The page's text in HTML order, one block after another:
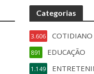
Categorias
COTIDIANO
3.606
EDUCAÇÃO
891
1.149